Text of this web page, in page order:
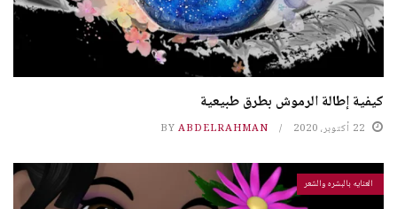
كيفية إطالة الرموش بطرق طبيعية
22 أكتوبر، 2020 BY ABDELRAHMAN
العنايه بالبشره والشعر